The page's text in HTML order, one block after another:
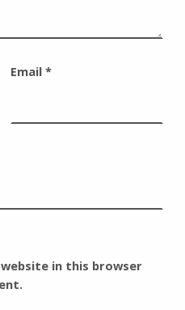
Email *
website in this browser